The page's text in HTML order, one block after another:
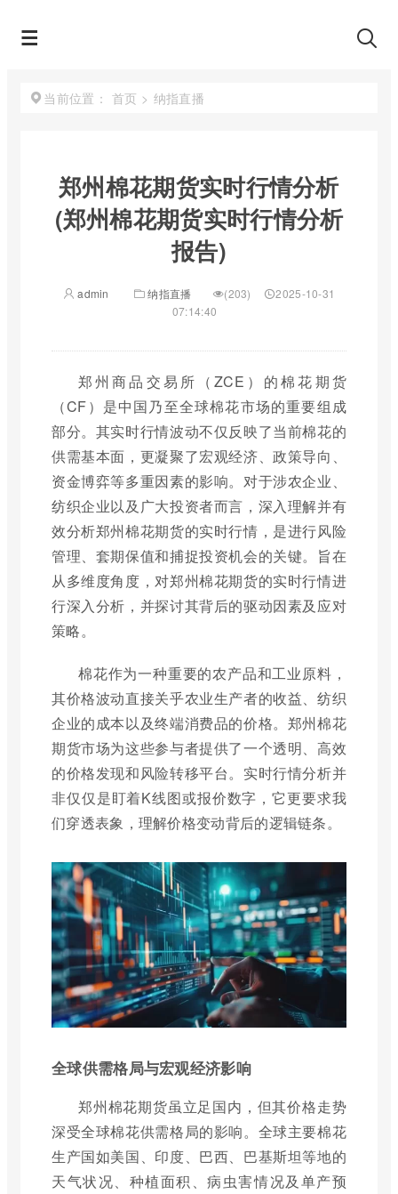
当前位置： 首页 > 纳指直播
郑州棉花期货实时行情分析
(郑州棉花期货实时行情分析
报告)
admin 纳指直播 (203)
2025-10-31
07:14:40
郑州商品交易所（ZCE）的棉花期货
（CF）是中国乃至全球棉花市场的重要组成
部分。其实时行情波动不仅反映了当前棉花的
供需基本面，更凝聚了宏观经济、政策导向、
资金博弈等多重因素的影响。对于涉农企业、
纺织企业以及广大投资者而言，深入理解并有
效分析郑州棉花期货的实时行情，是进行风险
管理、套期保值和捕捉投资机会的关键。旨在
从多维度角度，对郑州棉花期货的实时行情进
行深入分析，并探讨其背后的驱动因素及应对
策略。
棉花作为一种重要的农产品和工业原料，
其价格波动直接关乎农业生产者的收益、纺织
企业的成本以及终端消费品的价格。郑州棉花
期货市场为这些参与者提供了一个透明、高效
的价格发现和风险转移平台。实时行情分析并
非仅仅是盯着K线图或报价数字，它更要求我
们穿透表象，理解价格变动背后的逻辑链条。
全球供需格局与宏观经济影响
郑州棉花期货虽立足国内，但其价格走势
深受全球棉花供需格局的影响。全球主要棉花
生产国如美国、印度、巴西、巴基斯坦等地的
天气状况、种植面积、病虫害情况及单产预